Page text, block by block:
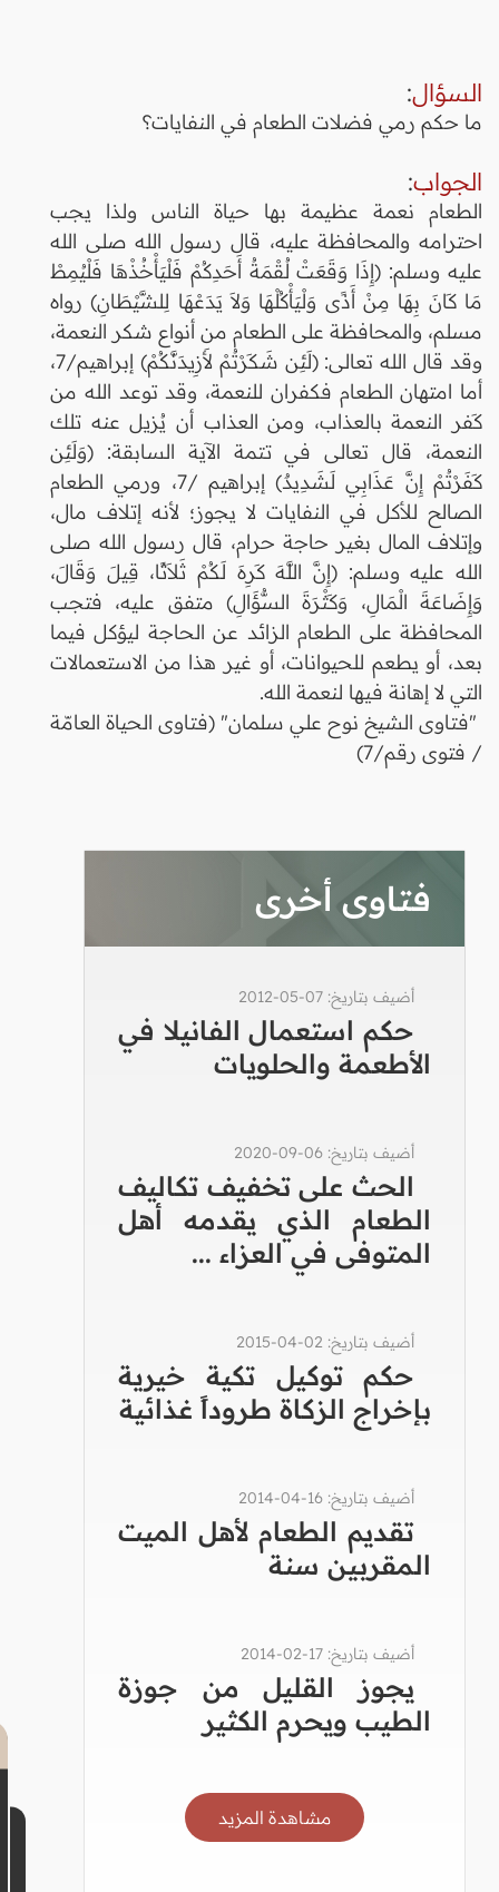
السؤال:
ما حكم رمي فضلات الطعام في النفايات؟
الجواب:
الطعام نعمة عظيمة بها حياة الناس ولذا يجب
احترامه والمحافظة عليه، قال رسول الله صلى الله
عليه وسلم: (إِذَا وَقَعَتْ لُقْمَةُ أَحَدِكُمْ فَلْيَأْخُذْهَا فَلْيُمِطْ
مَا كَانَ بِهَا مِنْ أَذًى وَلْيَأْكُلْهَا وَلاَ يَدَعْهَا لِلشَّيْطَانِ) رواه
مسلم، والمحافظة على الطعام من أنواع شكر النعمة،
وقد قال الله تعالى: (لَئِن شَكَرْتُمْ لأَزِيدَنَّكُمْ) إبراهيم/7،
أما امتهان الطعام فكفران للنعمة، وقد توعد الله من
كَفر النعمة بالعذاب، ومن العذاب أن يُزيل عنه تلك
النعمة، قال تعالى في تتمة الآية السابقة: (وَلَئِن
كَفَرْتُمْ إِنَّ عَذَابِي لَشَدِيدٌ) إبراهيم /7، ورمي الطعام
الصالح للأكل في النفايات لا يجوز؛ لأنه إتلاف مال،
وإتلاف المال بغير حاجة حرام، قال رسول الله صلى
الله عليه وسلم: (إِنَّ اللَّهَ كَرِهَ لَكُمْ ثَلاَثًا، قِيلَ وَقَالَ،
وَإِضَاعَةَ الْمَالِ، وَكَثْرَةَ السُّؤَالِ) متفق عليه، فتجب
المحافظة على الطعام الزائد عن الحاجة ليؤكل فيما
بعد، أو يطعم للحيوانات، أو غير هذا من الاستعمالات
التي لا إهانة فيها لنعمة الله.
"فتاوى الشيخ نوح علي سلمان" (فتاوى الحياة العامّة
/ فتوى رقم/7)
فتاوى أخرى
أضيف بتاريخ: 07-05-2012
حكم استعمال الفانيلا في
الأطعمة والحلويات
أضيف بتاريخ: 06-09-2020
الحث على تخفيف تكاليف
الطعام الذي يقدمه أهل
المتوفى في العزاء ...
أضيف بتاريخ: 02-04-2015
حكم توكيل تكية خيرية
بإخراج الزكاة طروداً غذائية
أضيف بتاريخ: 16-04-2014
تقديم الطعام لأهل الميت
المقربين سنة
أضيف بتاريخ: 17-02-2014
يجوز القليل من جوزة
الطيب ويحرم الكثير
مشاهدة المزيد